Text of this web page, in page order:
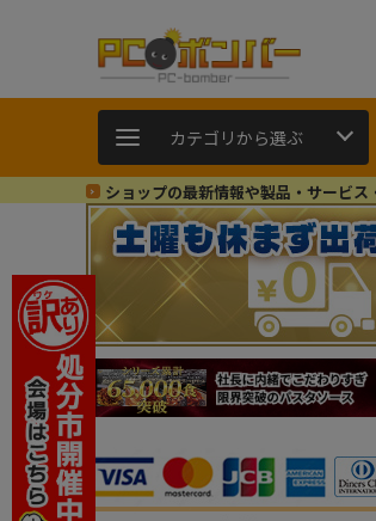
カテゴリから選ぶ
ショップの最新情報や製品・サービ